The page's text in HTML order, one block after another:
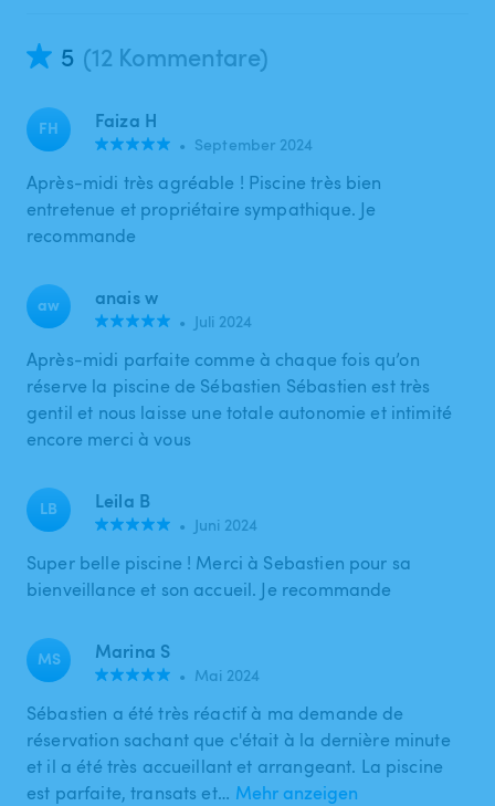
5 (12 Kommentare)
FH Faiza H
• September 2024
Après-midi très agréable ! Piscine très bien
entretenue et propriétaire sympathique. Je
recommande
aw anais w
• Juli 2024
Après-midi parfaite comme à chaque fois qu’on
réserve la piscine de Sébastien Sébastien est très
gentil et nous laisse une totale autonomie et intimité
encore merci à vous
LB Leila B
• Juni 2024
Super belle piscine ! Merci à Sebastien pour sa
bienveillance et son accueil. Je recommande
MS Marina S
• Mai 2024
Sébastien a été très réactif à ma demande de
réservation sachant que c'était à la dernière minute
et il a été très accueillant et arrangeant. La piscine
est parfaite, transats et… Mehr anzeigen